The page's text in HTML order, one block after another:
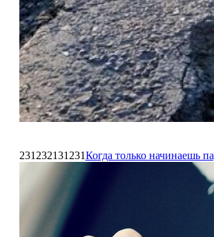
231232131231Когда только начинаешь